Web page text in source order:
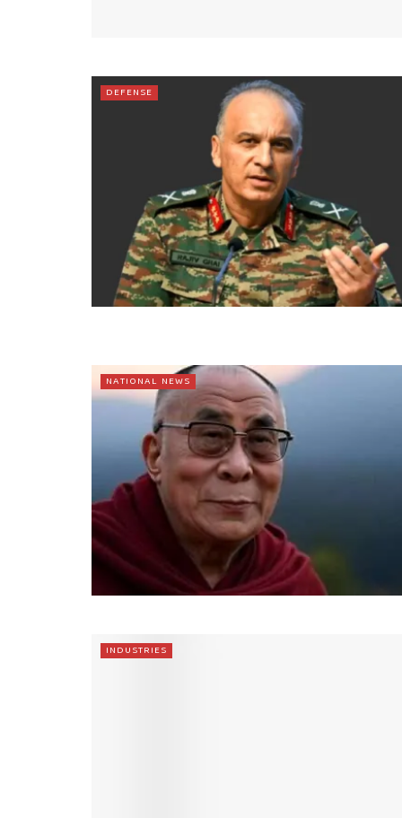
DEFENSE
NATIONAL NEWS
INDUSTRIES